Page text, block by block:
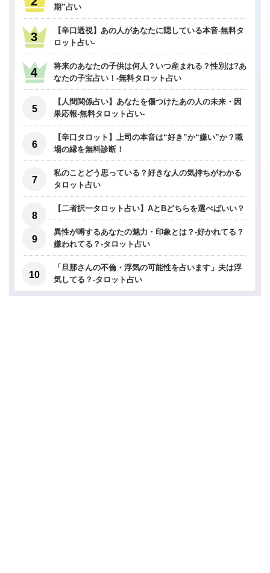
期”占い
【辛口透視】あの人があなたに隠している本音-無料タ
ロット占い-
将来のあなたの子供は何人？いつ産まれる？性別は?あ
なたの子宝占い！-無料タロット占い
【人間関係占い】あなたを傷つけたあの人の未来・因
果応報-無料タロット占い-
【辛口タロット】上司の本音は“好き”か“嫌い”か？職
場の縁を無料診断！
私のことどう思っている？好きな人の気持ちがわかる
タロット占い
【二者択一タロット占い】AとBどちらを選べばいい？
異性が噂するあなたの魅力・印象とは？-好かれてる？
嫌われてる？-タロット占い
「旦那さんの不倫・浮気の可能性を占います」夫は浮
気してる？-タロット占い